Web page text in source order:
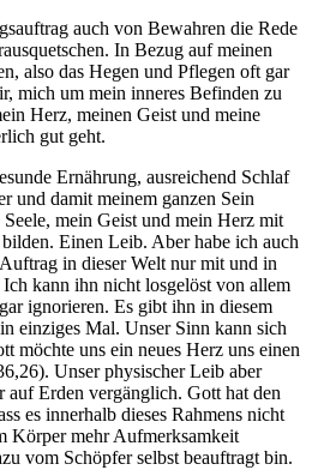
auch von Bewahren die Rede
In Bezug auf meinen
also das Hegen und Pflegen oft gar
mich um mein inneres Befinden zu
Herz, meinen Geist und meine
gut geht.
Ernährung, ausreichend Schlaf
und damit meinem ganzen Sein
mein Geist und mein Herz mit
Einen Leib. Aber habe ich auch
in dieser Welt nur mit und in
kann ihn nicht losgelöst von allem
ignorieren. Es gibt ihn in diesem
einziges Mal. Unser Sinn kann sich
möchte uns ein neues Herz uns einen
Unser physischer Leib aber
auf Erden vergänglich. Gott hat den
es innerhalb dieses Rahmens nicht
Körper mehr Aufmerksamkeit
vom Schöpfer selbst beauftragt bin.